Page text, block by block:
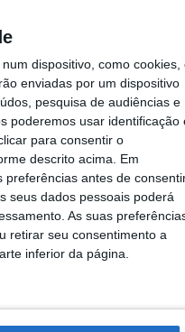
dispositivo, como cookies,
enviadas por um dispositivo
pesquisa de audiências e
poderemos usar identificação
para consentir o
descrito acima. Em
antes de
seus dados pessoais poderá
As suas
retirar seu consentimento a
inferior da página.
de